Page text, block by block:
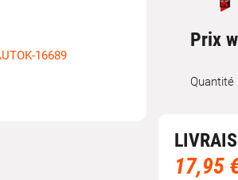
Marque
Prix
Quantité
17,95